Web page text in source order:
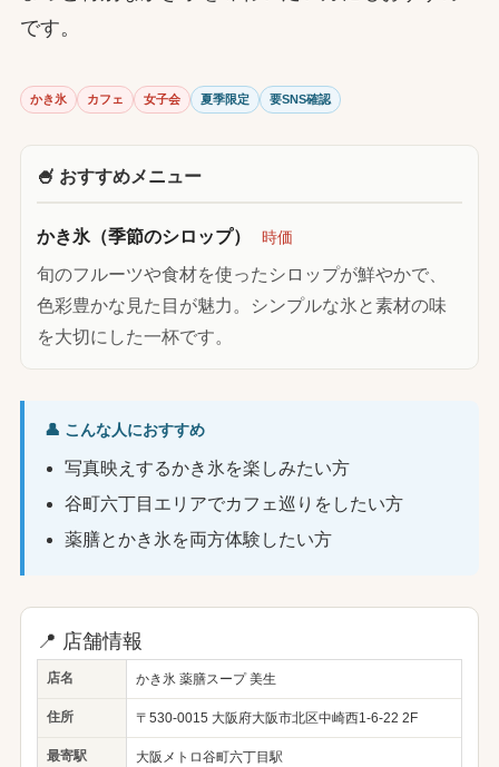
です。
かき氷 カフェ 女子会 夏季限定 要SNS確認
🍧 おすすめメニュー
かき氷（季節のシロップ） 時価
旬のフルーツや食材を使ったシロップが鮮やかで、
色彩豊かな見た目が魅力。シンプルな氷と素材の味
を大切にした一杯です。
👤 こんな人におすすめ
写真映えするかき氷を楽しみたい方
谷町六丁目エリアでカフェ巡りをしたい方
薬膳とかき氷を両方体験したい方
📍 店舗情報
店名 かき氷 薬膳スープ 美生
住所 〒530-0015 大阪府大阪市北区中崎西1-6-22 2F
最寄駅 大阪メトロ谷町六丁目駅